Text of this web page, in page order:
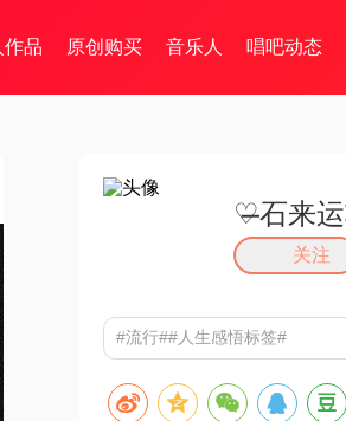
作品 原创购买 音乐人 唱吧动态
关注
#流行##人生感悟标签#